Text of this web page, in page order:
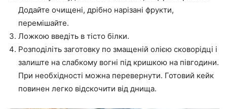
Додайте очищені, дрібно нарізані фрукти,
перемішайте.
Ложкою введіть в тісто білки.
Розподіліть заготовку по змащеній олією сковорідці і
залиште на слабкому вогні під кришкою на півгодини.
При необхідності можна перевернути. Готовий кейк
повинен легко відскочити від днища.